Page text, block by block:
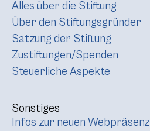
Alles über die Stiftung
Über den Stiftungsgründer
Satzung der Stiftung
Zustiftungen/Spenden
Steuerliche Aspekte
Sonstiges
Infos zur neuen Webpräsenz